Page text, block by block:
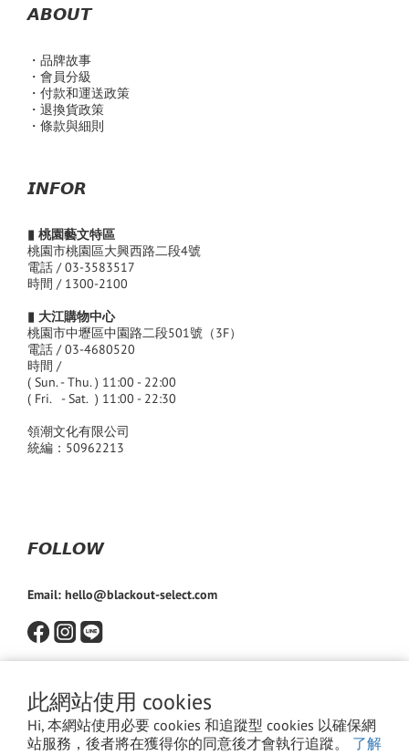
此網站使用 cookies
Hi, 本網站使用必要 cookies 和追蹤型 cookies 以確保網
站服務，後者將在獲得你的同意後才會執行追蹤。 了解
𝘼𝘽𝙊𝙐𝙏
・品牌故事
・會員分級
・付款和運送政策
・退換貨政策
・條款與細則
𝙄𝙉𝙁𝙊𝙍
▮ 桃園藝文特區
桃園市桃園區大興西路二段4號
電話 / 03-3583517
時間 / 1300-2100
▮ 大江購物中心
桃園市中壢區中園路二段501號（3F）
電話 / 03-4680520
時間 /
( Sun. - Thu. ) 11:00 - 22:00
( Fri. - Sat. ) 11:00 - 22:30
領潮文化有限公司
統編：50962213
𝙁𝙊𝙇𝙇𝙊𝙒
Email: hello@blackout-select.com